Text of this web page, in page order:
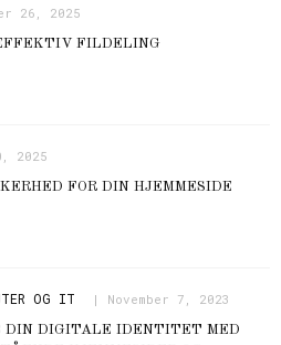
26, 2025
FILDELING
2025
FOR DIN HJEMMESIDE
OG IT November 7, 2023
DIN DIGITALE IDENTITET MED